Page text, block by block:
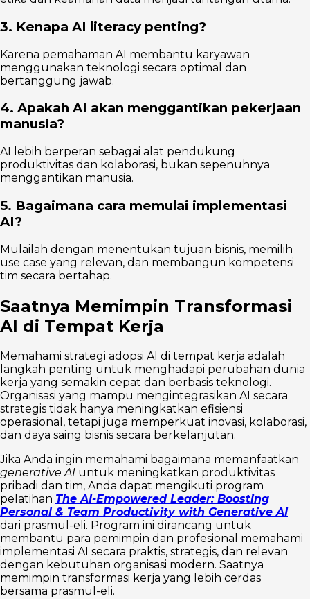
3. Kenapa AI literacy penting?
Karena pemahaman AI membantu karyawan
menggunakan teknologi secara optimal dan
bertanggung jawab.
4. Apakah AI akan menggantikan pekerjaan
manusia?
AI lebih berperan sebagai alat pendukung
produktivitas dan kolaborasi, bukan sepenuhnya
menggantikan manusia.
5. Bagaimana cara memulai implementasi
AI?
Mulailah dengan menentukan tujuan bisnis, memilih
use case yang relevan, dan membangun kompetensi
tim secara bertahap.
Saatnya Memimpin Transformasi
AI di Tempat Kerja
Memahami strategi adopsi AI di tempat kerja adalah
langkah penting untuk menghadapi perubahan dunia
kerja yang semakin cepat dan berbasis teknologi.
Organisasi yang mampu mengintegrasikan AI secara
strategis tidak hanya meningkatkan efisiensi
operasional, tetapi juga memperkuat inovasi, kolaborasi,
dan daya saing bisnis secara berkelanjutan.
Jika Anda ingin memahami bagaimana memanfaatkan
generative AI untuk meningkatkan produktivitas
pribadi dan tim, Anda dapat mengikuti program
pelatihan The AI-Empowered Leader: Boosting
Personal & Team Productivity with Generative AI
dari prasmul-eli. Program ini dirancang untuk
membantu para pemimpin dan profesional memahami
implementasi AI secara praktis, strategis, dan relevan
dengan kebutuhan organisasi modern. Saatnya
memimpin transformasi kerja yang lebih cerdas
bersama prasmul-eli.